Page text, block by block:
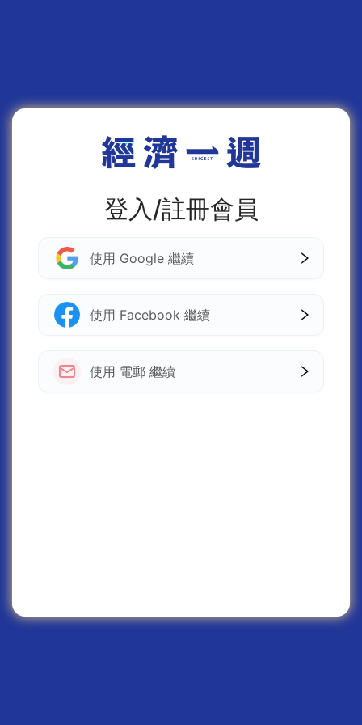
登入/註冊會員
使用 Google 繼續
使用 Facebook 繼續
使用 電郵 繼續